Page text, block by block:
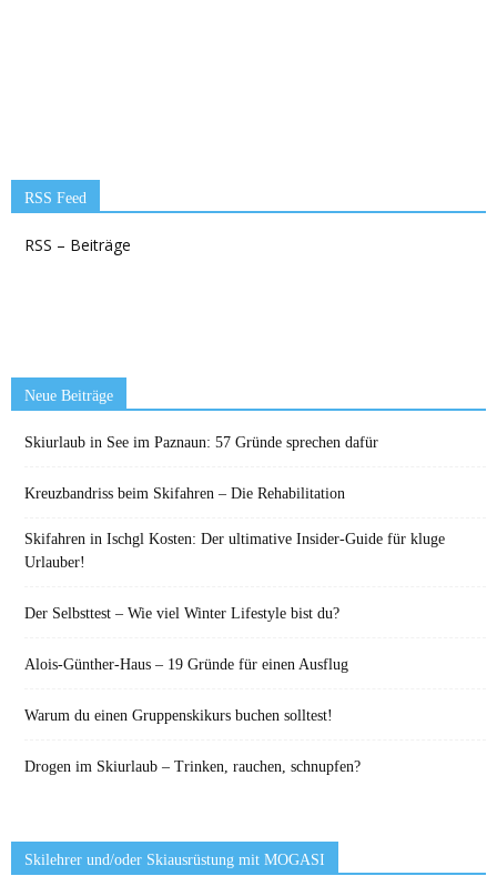
RSS Feed
RSS – Beiträge
Neue Beiträge
Skiurlaub in See im Paznaun: 57 Gründe sprechen dafür
Kreuzbandriss beim Skifahren – Die Rehabilitation
Skifahren in Ischgl Kosten: Der ultimative Insider-Guide für kluge
Urlauber!
Der Selbsttest – Wie viel Winter Lifestyle bist du?
Alois-Günther-Haus – 19 Gründe für einen Ausflug
Warum du einen Gruppenskikurs buchen solltest!
Drogen im Skiurlaub – Trinken, rauchen, schnupfen?
Skilehrer und/oder Skiausrüstung mit MOGASI